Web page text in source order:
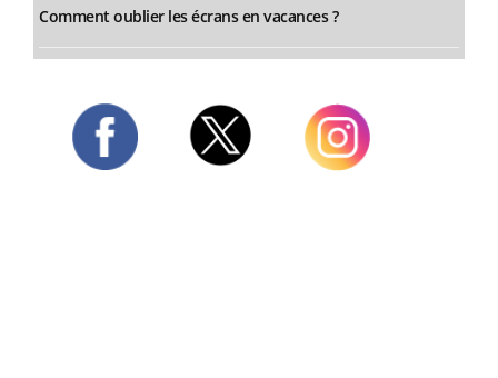
Comment oublier les écrans en vacances ?